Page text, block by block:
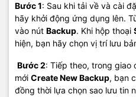
Bước 1: Sau khi tải về và cài
hãy khởi động ứng dụng lên.
vào nút Backup. Khi hộp thoại
hiện, bạn hãy chọn vị trí lưu
Bước 2: Tiếp theo, trong giao
mới Create New Backup, bạn
đồng thời lựa chọn sao lưu tin